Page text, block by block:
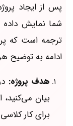
پس از ایجاد
شما نمایش داده
ترجمه است که
ادامه به توضیح
هدف پروژه:
بیان می‌کنید،
برای کار